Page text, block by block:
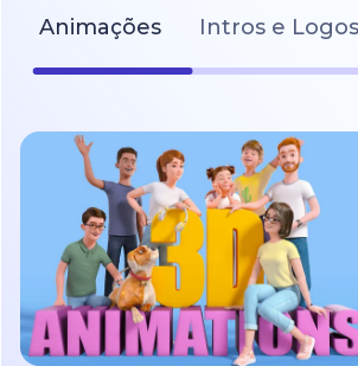
Animações Intros e Logos